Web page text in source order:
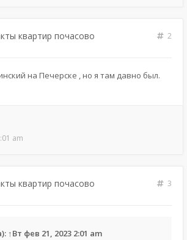
квартир почасово
2
на Печерске , но я там давно был.
am
квартир почасово
3
↑Вт фев 21, 2023 2:01 am